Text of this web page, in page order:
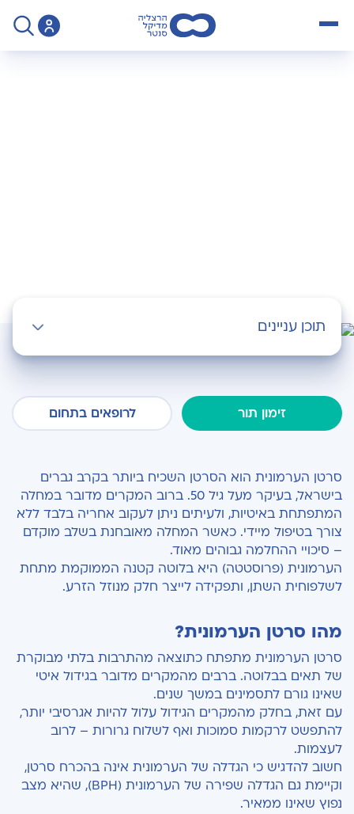
תוכן עניינים
תסמינים
אבחון ובדיקות
מדד גליסון (Gleason Score) ודירוג המחלה
אפשרויות טיפול
סיכויי החלמה
למה לבחור בהרצליה מדיקל סנטר?
קביעת תור לייעוץ
זימון תור לרופאים בתחום
סרטן הערמונית הוא הסרטן השכיח ביותר בקרב גברים
בישראל, בעיקר מעל גיל 50. ברוב המקרים מדובר במחלה
המתפתחת באיטיות, ולעיתים ניתן לעקוב אחריה בלבד ללא
צורך בטיפול מיידי. כאשר המחלה מאובחנת בשלב מוקדם
– סיכויי ההחלמה גבוהים מאוד.
הערמונית (פרוסטטה) היא בלוטה קטנה הממוקמת מתחת
לשלפוחית השתן, ותפקידה לייצר חלק מנוזל הזרע.
מהו סרטן הערמונית?
סרטן הערמונית מתפתח כתוצאה מהתרבות בלתי מבוקרת
של תאים בבלוטה. ברבים מהמקרים מדובר בגידול איטי
שאינו גורם לתסמינים במשך שנים.
עם זאת, בחלק מהמקרים הגידול עלול להיות אגרסיבי יותר,
להתפשט לרקמות סמוכות ואף לשלוח גרורות – לרוב
לעצמות.
חשוב להדגיש כי הגדלה של הערמונית אינה בהכרח סרטן,
וקיימת גם הגדלה שפירה של הערמונית (BPH), שהיא מצב
נפוץ שאינו ממאיר.